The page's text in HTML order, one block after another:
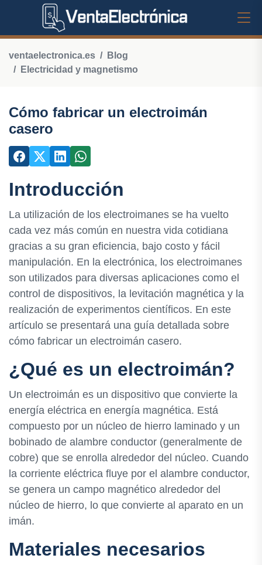
ventaelectronica.es
Blog
Electricidad y magnetismo
Cómo fabricar un electroimán
casero
Introducción
La utilización de los electroimanes se ha vuelto
cada vez más común en nuestra vida cotidiana
gracias a su gran eficiencia, bajo costo y fácil
manipulación. En la electrónica, los electroimanes
son utilizados para diversas aplicaciones como el
control de dispositivos, la levitación magnética y la
realización de experimentos científicos. En este
artículo se presentará una guía detallada sobre
cómo fabricar un electroimán casero.
¿Qué es un electroimán?
Un electroimán es un dispositivo que convierte la
energía eléctrica en energía magnética. Está
compuesto por un núcleo de hierro laminado y un
bobinado de alambre conductor (generalmente de
cobre) que se enrolla alrededor del núcleo. Cuando
la corriente eléctrica fluye por el alambre conductor,
se genera un campo magnético alrededor del
núcleo de hierro, lo que convierte al aparato en un
imán.
Materiales necesarios